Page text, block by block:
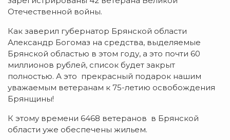
Отечественной войны.
Как заверил губернатор Брянской области
Александр Богомаз на средства, выделяемые
Брянской областью в этом году, а это почти 60
миллионов рублей, список будет закрыт
полностью. А это прекрасный подарок нашим
уважаемым ветеранам к 75-летию освобождения
Брянщины!
К этому времени 6468 ветеранов в Брянской
области уже обеспечены жильем.